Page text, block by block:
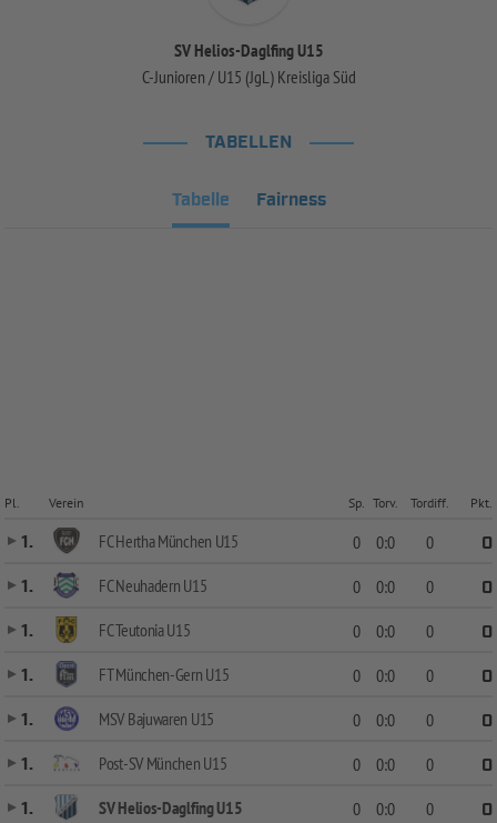
SV Helios-Daglfing U15
C-Junioren / U15 (JgL) Kreisliga Süd
TABELLEN
Tabelle Fairness
Pl. Verein Sp. Torv. Tordiff. Pkt.
1. FC Hertha München U15 0 0:0 0
0
1.
FC Neuhadern U15 0 0:0 0
0
1.
FC Teutonia U15 0 0:0 0
0
1.
FT München-Gern U15 0 0:0 0
0
1.
MSV Bajuwaren U15 0 0:0 0
0
1.
Post-SV München U15 0 0:0 0
0
1.
SV Helios-Daglfing U15 0 0:0 0
0